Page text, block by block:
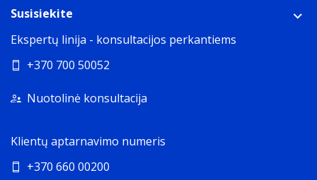
Susisiekite
Ekspertų linija - konsultacijos perkantiems
+370 700 50052
Nuotolinė konsultacija
Klientų aptarnavimo numeris
+370 660 00200